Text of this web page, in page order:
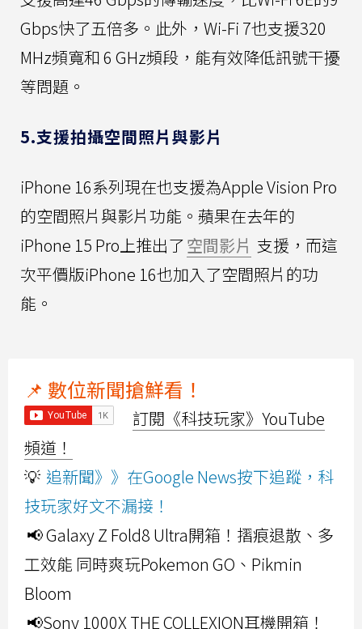
Gbps快了五倍多。此外，Wi-Fi 7也支援320
MHz頻寬和 6 GHz頻段，能有效降低訊號干擾
等問題。
5.支援拍攝空間照片與影片
iPhone 16系列現在也支援為Apple Vision Pro
的空間照片與影片功能。蘋果在去年的
iPhone 15 Pro上推出了空間影片 支援，而這
次平價版iPhone 16也加入了空間照片的功
能。
📌 數位新聞搶鮮看！
訂閱《科技玩家》YouTube
頻道！
💡 追新聞》》在Google News按下追蹤，科
技玩家好文不漏接！
📢 Galaxy Z Fold8 Ultra開箱！摺痕退散、多
工效能 同時爽玩Pokemon GO、Pikmin
Bloom
📢Sony 1000X THE COLLEXION耳機開箱！